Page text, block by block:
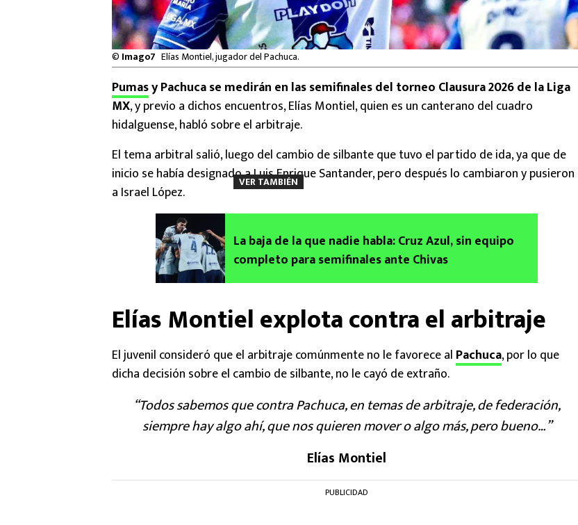
© Imago7 Elías Montiel, jugador del Pachuca.
Pumasy Pachuca se medirán en las semifinales del torneo Clausura 2026 de la Liga
MX, y previo a dichos encuentros, Elías Montiel, quien es un canterano del cuadro
hidalguense, habló sobre el arbitraje.
El tema arbitral salió, luego del cambio de silbante que tuvo el partido de ida, ya que de
inicio se había designado a Luis Enrique Santander, pero después lo cambiaron y pusieron
a Israel López.
VER TAMBIÉN
La baja de la que nadie habla: Cruz Azul, sin equipo
completo para semifinales ante Chivas
Elías Montiel explota contra el arbitraje
El juvenil consideró que el arbitraje comúnmente no le favorece al Pachuca, por lo que
dicha decisión sobre el cambio de silbante, no le cayó de extraño.
“Todos sabemos que contra Pachuca, en temas de arbitraje, de federación,
siempre hay algo ahí, que nos quieren mover o algo más, pero bueno…”
Elías Montiel
PUBLICIDAD